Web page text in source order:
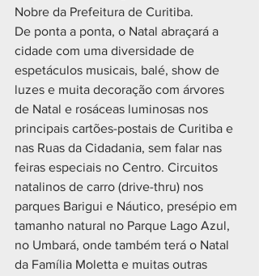
Nobre da Prefeitura de Curitiba.
De ponta a ponta, o Natal abraçará a
cidade com uma diversidade de
espetáculos musicais, balé, show de
luzes e muita decoração com árvores
de Natal e rosáceas luminosas nos
principais cartões-postais de Curitiba e
nas Ruas da Cidadania, sem falar nas
feiras especiais no Centro. Circuitos
natalinos de carro (drive-thru) nos
parques Barigui e Náutico, presépio em
tamanho natural no Parque Lago Azul,
no Umbará, onde também terá o Natal
da Família Moletta e muitas outras